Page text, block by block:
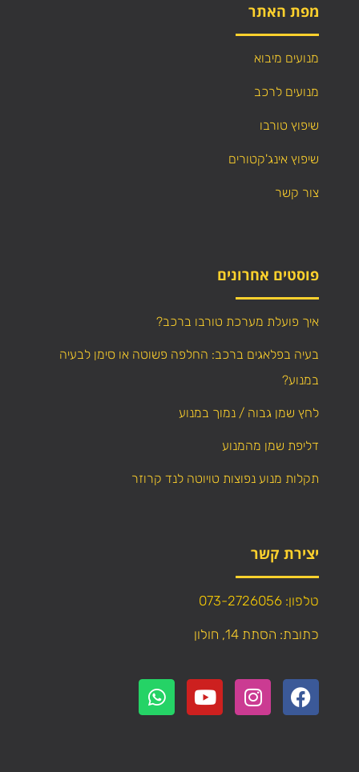
מפת האתר
מנועים מיבוא
מנועים לרכב
שיפוץ טורבו
שיפוץ אינג'קטורים
צור קשר
פוסטים אחרונים
איך פועלת מערכת טורבו ברכב?
בעיה בפלאגים ברכב: החלפה פשוטה או סימן לבעיה
במנוע?
לחץ שמן גבוה / נמוך במנוע
דליפת שמן מהמנוע
תקלות מנוע נפוצות טויוטה לנד קרוזר
יצירת קשר
טלפון: 073-2726056
כתובת: הסתת 14, חולון